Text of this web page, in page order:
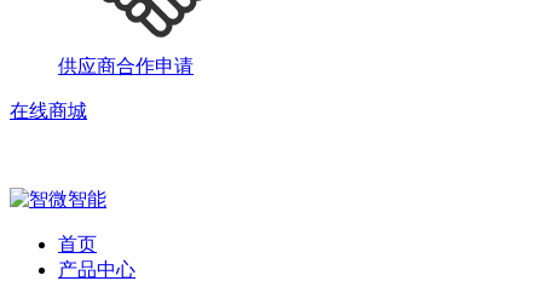
供应商合作申请
在线商城
首页
产品中心